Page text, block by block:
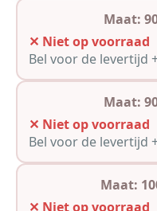
Maat:
✕ Niet op voorraad
Bel voor de levertijd
Maat:
✕ Niet op voorraad
Bel voor de levertijd
Maat:
✕ Niet op voorraad